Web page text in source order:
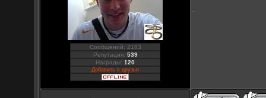
Сообщений: 2183
Репутация: 539
Награды:120
Добавить в друзья